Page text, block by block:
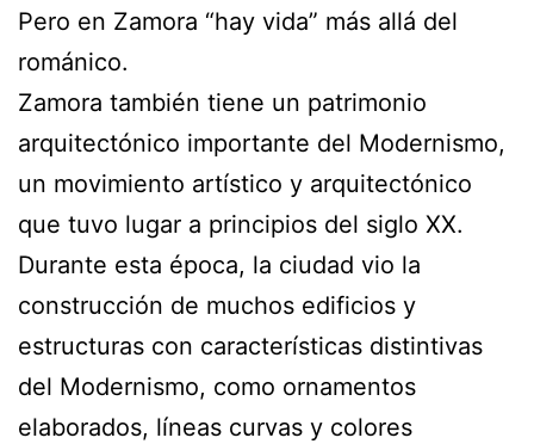
Pero en Zamora “hay vida” más allá del
románico.
Zamora también tiene un patrimonio
arquitectónico importante del Modernismo,
un movimiento artístico y arquitectónico
que tuvo lugar a principios del siglo XX.
Durante esta época, la ciudad vio la
construcción de muchos edificios y
estructuras con características distintivas
del Modernismo, como ornamentos
elaborados, líneas curvas y colores